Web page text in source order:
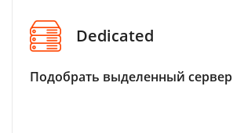
Dedicated
Подобрать выделенный сервер